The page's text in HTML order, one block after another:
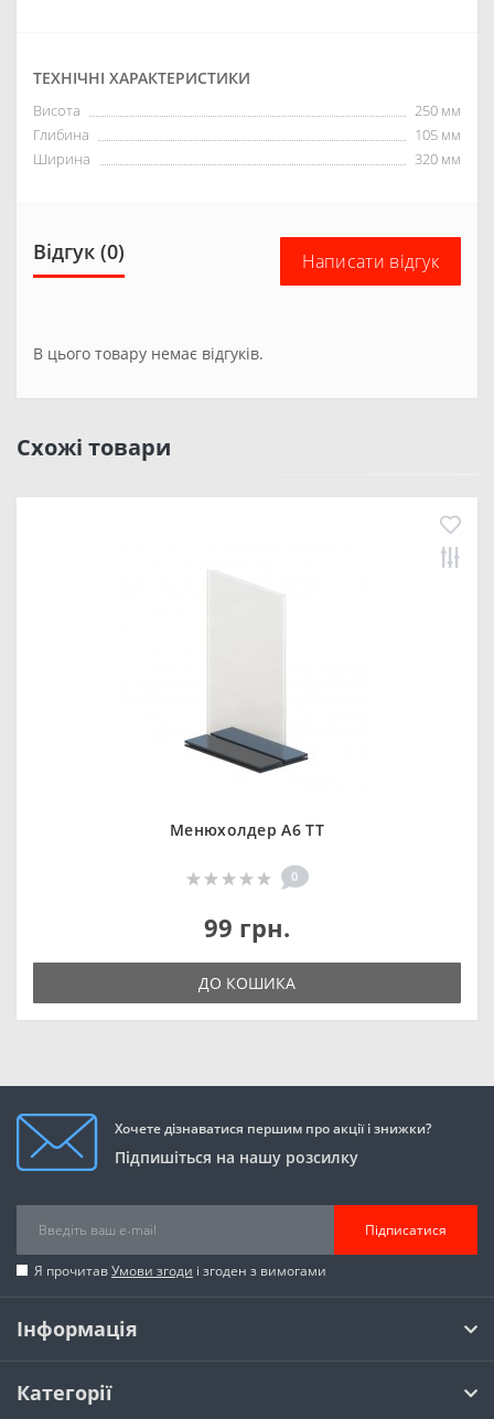
ТЕХНІЧНІ ХАРАКТЕРИСТИКИ
Висота
250 мм
Глибина
105 мм
Ширина
320 мм
Відгук (0) Написати відгук
В цього товару немає відгуків.
Схожі товари
Менюхолдер А6 ТТ
0
99 грн.
ДО КОШИКА
Хочете дізнаватися першим про акції і знижки?
Підпишіться на нашу розсилку
Підписатися
Я прочитавУмови згоди і згоден з вимогами
Інформація
Категорії